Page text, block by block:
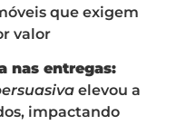
que exigem
valor
nas entregas:
elevou a
impactando